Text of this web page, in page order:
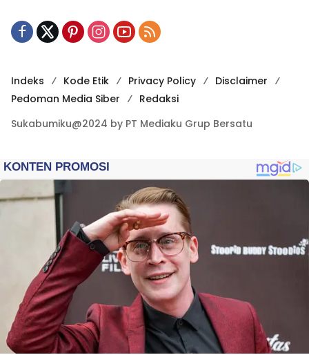
Indeks Kode Etik Privacy Policy
Disclaimer
Pedoman Media Siber
Redaksi
Sukabumiku@2024 by PT Mediaku Grup Bersatu